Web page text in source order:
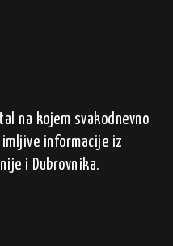
na kojem svakodnevno
informacije iz
i Dubrovnika.